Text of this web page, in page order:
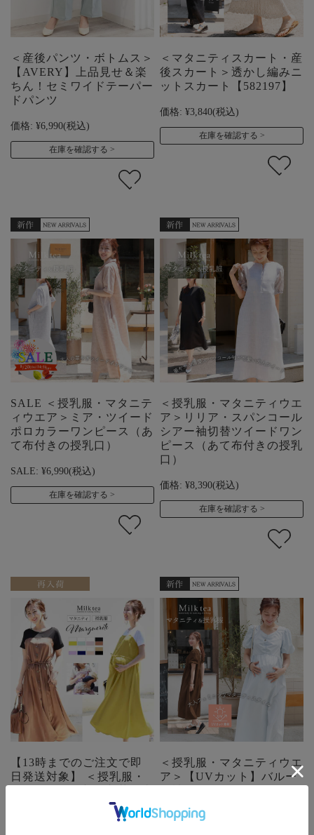
＜産後パンツ・ボトムス＞
【AVERY】上品見せ＆楽
ちん！セミワイドテーパー
ドパンツ
価格: ¥6,990(税込)
在庫を確認する
＜マタニティスカート・産
後スカート＞透かし編みニ
ットスカート【582197】
価格: ¥3,840(税込)
在庫を確認する
SALE ＜授乳服・マタニテ
ィウエア＞ミア・ツイード
ポロカラーワンピース（あ
て布付きの授乳口）
SALE: ¥6,990(税込)
在庫を確認する
＜授乳服・マタニティウエ
ア＞リリア・スパンコール
シアー袖切替ツイードワン
ピース（あて布付きの授乳
口）
価格: ¥8,390(税込)
在庫を確認する
【13時までのご注文で即
日発送対象】 ＜授乳服・
袖マーガレット・ビスチェ
レイヤード風ワンピース
＜授乳服・マタニティウエ
ア＞【UVカット】バルー